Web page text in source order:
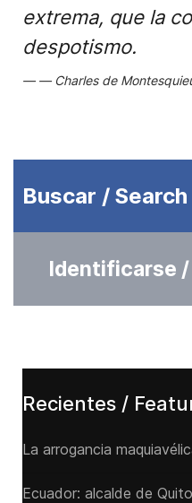
extrema, que la
despotismo.
Charles de
Buscar / Search
Identificarse /
Recientes /
La arrogancia
Ecuador: alcalde de